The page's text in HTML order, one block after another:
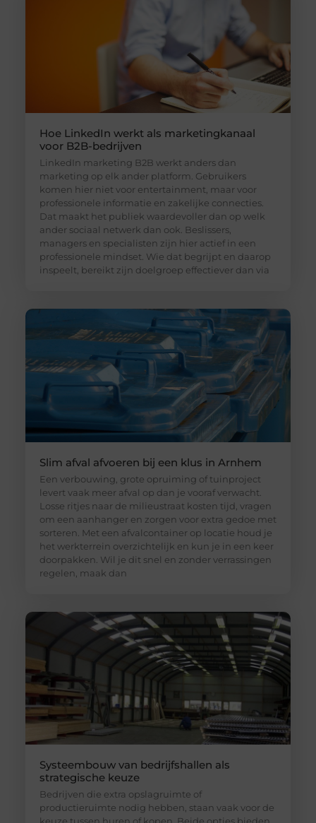
Hoe LinkedIn werkt als marketingkanaal
voor B2B-bedrijven
LinkedIn marketing B2B werkt anders dan
marketing op elk ander platform. Gebruikers
komen hier niet voor entertainment, maar voor
professionele informatie en zakelijke connecties.
Dat maakt het publiek waardevoller dan op welk
ander sociaal netwerk dan ook. Beslissers,
managers en specialisten zijn hier actief in een
professionele mindset. Wie dat begrijpt en daarop
inspeelt, bereikt zijn doelgroep effectiever dan via
Slim afval afvoeren bij een klus in Arnhem
Een verbouwing, grote opruiming of tuinproject
levert vaak meer afval op dan je vooraf verwacht.
Losse ritjes naar de milieustraat kosten tijd, vragen
om een aanhanger en zorgen voor extra gedoe met
sorteren. Met een afvalcontainer op locatie houd je
het werkterrein overzichtelijk en kun je in een keer
doorpakken. Wil je dit snel en zonder verrassingen
regelen, maak dan
Systeembouw van bedrijfshallen als
strategische keuze
Bedrijven die extra opslagruimte of
productieruimte nodig hebben, staan vaak voor de
keuze tussen huren of kopen. Beide opties bieden